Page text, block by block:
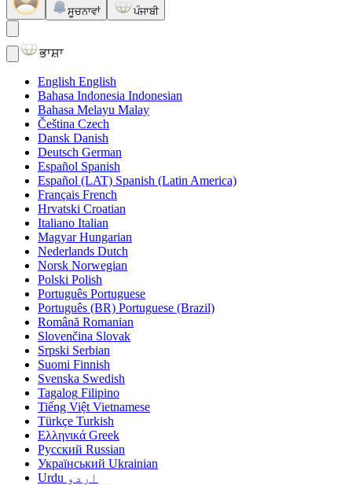
ਸੂਚਨਾਵਾਂ ਪੰਜਾਬੀ
ਭਾਸ਼ਾ
English English
Bahasa Indonesia Indonesian
Bahasa Melayu Malay
Čeština Czech
Dansk Danish
Deutsch German
Español Spanish
Español (LAT) Spanish (Latin America)
Français French
Hrvatski Croatian
Italiano Italian
Magyar Hungarian
Nederlands Dutch
Norsk Norwegian
Polski Polish
Português Portuguese
Português (BR) Portuguese (Brazil)
Română Romanian
Slovenčina Slovak
Srpski Serbian
Suomi Finnish
Svenska Swedish
Tagalog Filipino
Tiếng Việt Vietnamese
Türkçe Turkish
Ελληνικά Greek
Русский Russian
Український Ukrainian
اردو Urdu